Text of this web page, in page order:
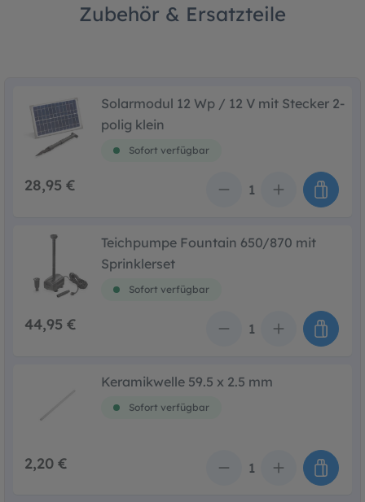
Zubehör & Ersatzteile
Solarmodul 12 Wp / 12 V mit Stecker 2-
polig klein
Sofort verfügbar
28,95 €
Teichpumpe Fountain 650/870 mit
Sprinklerset
Sofort verfügbar
44,95 €
Keramikwelle 59.5 x 2.5 mm
Sofort verfügbar
2,20 €